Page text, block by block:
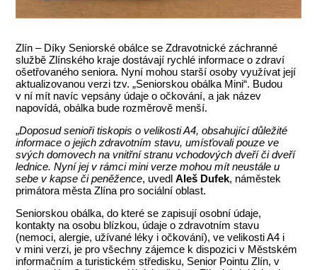
Zlín – Díky Seniorské obálce se Zdravotnické záchranné
službě Zlínského kraje dostávají rychlé informace o zdraví
ošetřovaného seniora. Nyní mohou starší osoby využívat její
aktualizovanou verzi tzv. „Seniorskou obálka Mini“. Budou
v ní mít navíc vepsány údaje o očkování, a jak název
napovídá, obálka bude rozměrově menší.
„Doposud senioři tiskopis o velikosti A4, obsahující důležité
informace o jejich zdravotním stavu, umísťovali pouze ve
svých domovech na vnitřní stranu vchodových dveří či dveří
lednice. Nyní jej v rámci mini verze mohou mít neustále u
sebe v kapse či peněžence, uvedlAleš Dufek, náměstek
primátora města Zlína pro sociální oblast.
Seniorskou obálka, do které se zapisují osobní údaje,
kontakty na osobu blízkou, údaje o zdravotním stavu
(nemoci, alergie, užívané léky i očkování), ve velikosti A4 i
v mini verzi, je pro všechny zájemce k dispozici v Městském
informačním a turistickém středisku, Senior Pointu Zlín, v